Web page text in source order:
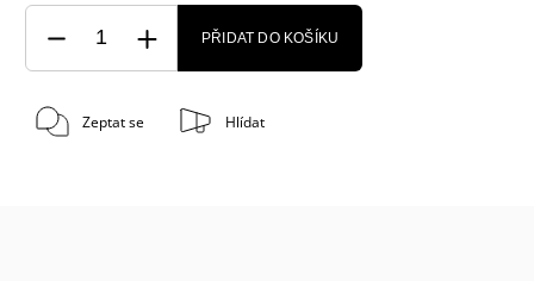
PŘIDAT DO KOŠÍKU
Zeptat se Hlídat